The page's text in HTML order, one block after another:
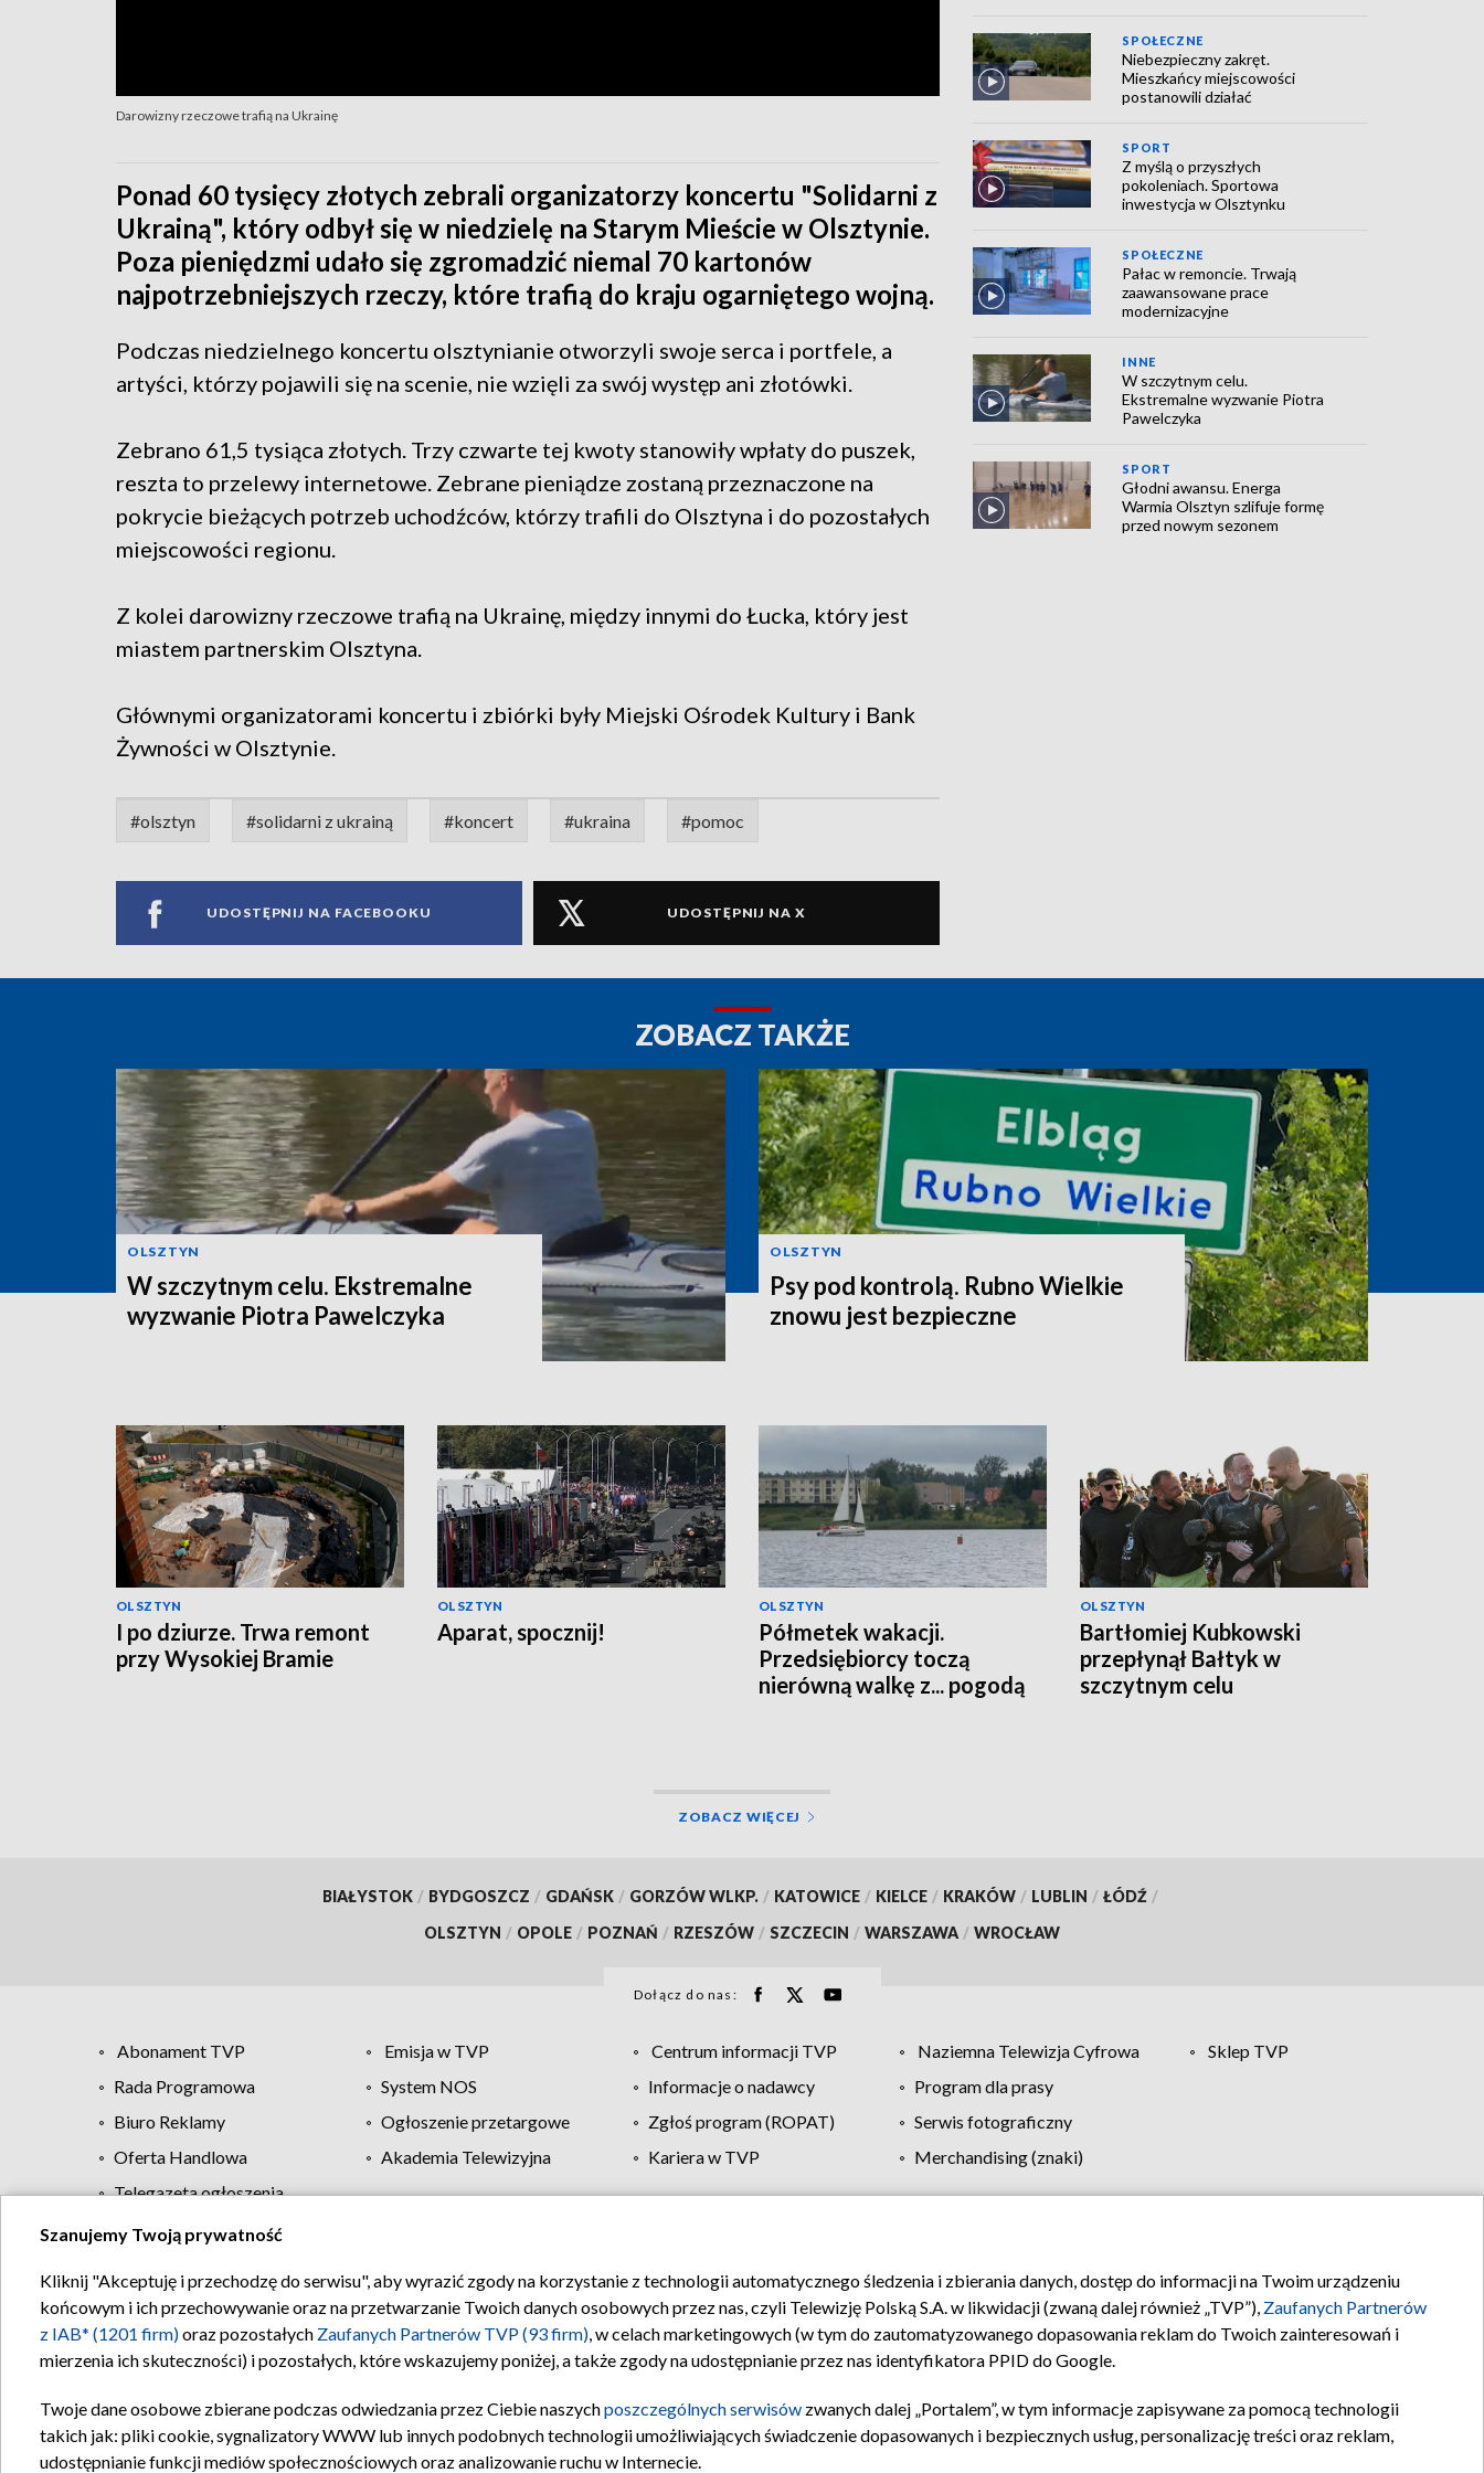
Darowizny rzeczowe trafią na Ukrainę
Ponad 60 tysięcy złotych zebrali organizatorzy koncertu "Solidarni z
Ukrainą", który odbył się w niedzielę na Starym Mieście w Olsztynie.
Poza pieniędzmi udało się zgromadzić niemal 70 kartonów
najpotrzebniejszych rzeczy, które trafią do kraju ogarniętego wojną.
Podczas niedzielnego koncertu olsztynianie otworzyli swoje serca i portfele, a
artyści, którzy pojawili się na scenie, nie wzięli za swój występ ani złotówki.
Zebrano 61,5 tysiąca złotych. Trzy czwarte tej kwoty stanowiły wpłaty do puszek,
reszta to przelewy internetowe. Zebrane pieniądze zostaną przeznaczone na
pokrycie bieżących potrzeb uchodźców, którzy trafili do Olsztyna i do pozostałych
miejscowości regionu.
Z kolei darowizny rzeczowe trafią na Ukrainę, między innymi do Łucka, który jest
miastem partnerskim Olsztyna.
Głównymi organizatorami koncertu i zbiórki były Miejski Ośrodek Kultury i Bank
Żywności w Olsztynie.
#olsztyn #solidarni z ukrainą #koncert #ukraina #pomoc
UDOSTĘPNIJ NA FACEBOOKU UDOSTĘPNIJ NA X
SPOŁECZNE
Niebezpieczny zakręt.
Mieszkańcy miejscowości
postanowili działać
SPORT
Z myślą o przyszłych
pokoleniach. Sportowa
inwestycja w Olsztynku
SPOŁECZNE
Pałac w remoncie. Trwają
zaawansowane prace
modernizacyjne
INNE
W szczytnym celu.
Ekstremalne wyzwanie Piotra
Pawelczyka
SPORT
Głodni awansu. Energa
Warmia Olsztyn szlifuje formę
przed nowym sezonem
ZOBACZ TAKŻE
OLSZTYN
W szczytnym celu. Ekstremalne
wyzwanie Piotra Pawelczyka
OLSZTYN
Psy pod kontrolą. Rubno Wielkie
znowu jest bezpieczne
OLSZTYN
I po dziurze. Trwa remont
przy Wysokiej Bramie
OLSZTYN
Aparat, spocznij!
OLSZTYN
Półmetek wakacji.
Przedsiębiorcy toczą
nierówną walkę z... pogodą
OLSZTYN
Bartłomiej Kubkowski
przepłynął Bałtyk w
szczytnym celu
ZOBACZ WIĘCEJ
BIAŁYSTOK / BYDGOSZCZ / GDAŃSK / GORZÓW WLKP. / KATOWICE / KIELCE / KRAKÓW / LUBLIN / ŁÓDŹ /
OLSZTYN / OPOLE / POZNAŃ / RZESZÓW / SZCZECIN / WARSZAWA / WROCŁAW
Dołącz do nas:
Abonament TVP Emisja w TVP Centrum informacji TVP Naziemna Telewizja Cyfrowa
Sklep TVP
Rada Programowa
System NOS Informacje o nadawcy
Program dla prasy
Biuro Reklamy
Ogłoszenie przetargowe Zgłoś program (ROPAT)
Serwis fotograficzny
Oferta Handlowa
Akademia Telewizyjna Kariera w TVP
Merchandising (znaki)
Telegazeta ogłoszenia
Regulamin TVP Polityka prywatności Moje zgody Pomoc Biuro reklamy Kontakt
Szanujemy Twoją prywatność
Kliknij "Akceptuję i przechodzę do serwisu", aby wyrazić zgody na korzystanie z technologii automatycznego śledzenia i zbierania danych, dostęp do informacji na Twoim urządzeniu
końcowym i ich przechowywanie oraz na przetwarzanie Twoich danych osobowych przez nas, czyli Telewizję Polską S.A. w likwidacji (zwaną dalej również „TVP”), Zaufanych Partnerów
z IAB* (1201 firm)oraz pozostałych Zaufanych Partnerów TVP (93 firm), w celach marketingowych (w tym do zautomatyzowanego dopasowania reklam do Twoich zainteresowań i
mierzenia ich skuteczności) i pozostałych, które wskazujemy poniżej, a także zgody na udostępnianie przez nas identyfikatora PPID do Google.
Twoje dane osobowe zbierane podczas odwiedzania przez Ciebie naszychposzczególnych serwisów zwanych dalej „Portalem”, w tym informacje zapisywane za pomocą technologii
takich jak: pliki cookie, sygnalizatory WWW lub innych podobnych technologii umożliwiających świadczenie dopasowanych i bezpiecznych usług, personalizację treści oraz reklam,
udostępnianie funkcji mediów społecznościowych oraz analizowanie ruchu w Internecie.